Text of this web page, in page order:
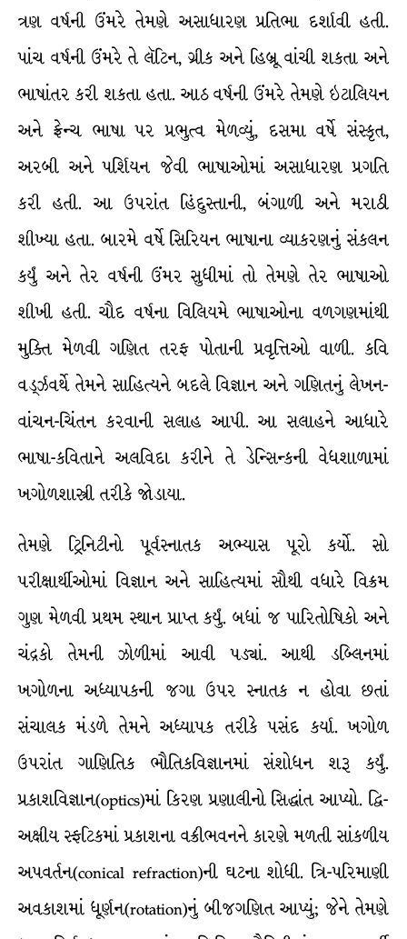
ત્રણ વર્ષની ઉંમરે તેમણે અસાધારણ પ્રતિભા દર્શાવી હતી.
પાંચ વર્ષની ઉંમરે તે લૅટિન, ગ્રીક અને હિબ્રૂ વાંચી શકતા અને
ભાષાંતર કરી શકતા હતા. આઠ વર્ષની ઉંમરે તેમણે ઇટાલિયન
અને ફ્રેન્ચ ભાષા પર પ્રભુત્વ મેળવ્યું, દસમા વર્ષે સંસ્કૃત,
અરબી અને પર્શિયન જેવી ભાષાઓમાં અસાધારણ પ્રગતિ
કરી હતી. આ ઉપરાંત હિંદુસ્તાની, બંગાળી અને મરાઠી
શીખ્યા હતા. બારમે વર્ષે સિરિયન ભાષાના વ્યાકરણનું સંકલન
કર્યું અને તેર વર્ષની ઉંમર સુધીમાં તો તેમણે તેર ભાષાઓ
શીખી હતી. ચૌદ વર્ષના વિલિયમે ભાષાઓના વળગણમાંથી
મુક્તિ મેળવી ગણિત તરફ પોતાની પ્રવૃત્તિઓ વાળી. કવિ
વર્ડ્ઝવર્થે તેમને સાહિત્યને બદલે વિજ્ઞાન અને ગણિતનું લેખન-
વાંચન-ચિંતન કરવાની સલાહ આપી. આ સલાહને આધારે
ભાષા-કવિતાને અલવિદા કરીને તે ડેન્સિન્કની વેધશાળામાં
ખગોળશાસ્ત્રી તરીકે જોડાયા.
તેમણે ટ્રિનિટીનો પૂર્વસ્નાતક અભ્યાસ પૂરો કર્યો. સો
પરીક્ષાર્થીઓમાં વિજ્ઞાન અને સાહિત્યમાં સૌથી વધારે વિક્રમ
ગુણ મેળવી પ્રથમ સ્થાન પ્રાપ્ત કર્યું. બધાં જ પારિતોષિકો અને
ચંદ્રકો તેમની ઝોળીમાં આવી પડ્યાં. આથી ડબ્લિનમાં
ખગોળના અધ્યાપકની જગા ઉપર સ્નાતક ન હોવા છતાં
સંચાલક મંડળે તેમને અધ્યાપક તરીકે પસંદ કર્યા. ખગોળ
ઉપરાંત ગાણિતિક ભૌતિકવિજ્ઞાનમાં સંશોધન શરૂ કર્યું.
પ્રકાશવિજ્ઞાન(optics)માં કિરણ પ્રણાલીનો સિદ્ધાંત આપ્યો. દ્વિ-
અક્ષીય સ્ફટિકમાં પ્રકાશના વક્રીભવનને કારણે મળતી સાંકળીય
અપવર્તન(conical refraction)ની ઘટના શોધી. ત્રિ-પરિમાણી
અવકાશમાં ધૂર્ણન(rotation)નું બીજગણિત આપ્યું; જેને તેમણે